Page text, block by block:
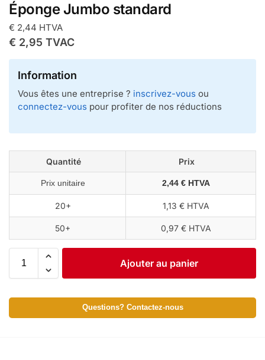
Éponge Jumbo standard
€ 2,44 HTVA
€ 2,95 TVAC
Information
Vous êtes une entreprise ? inscrivez-vous ou
connectez-vous pour profiter de nos réductions
Quantité Prix
Prix unitaire 2,44 € HTVA
20+ 1,13 € HTVA
50+ 0,97 € HTVA
Ajouter au panier
Questions? Contactez-nous